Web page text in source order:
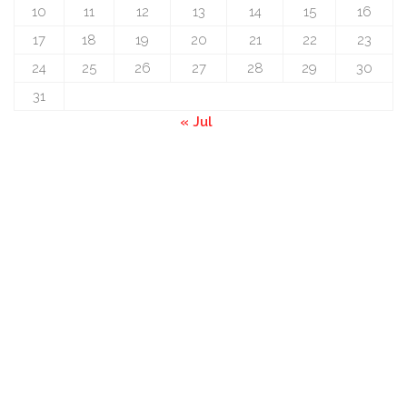
10
11 12 13 14 15
16
17
18 19 20 21 22
23
24
25 26 27 28 29
30
31
« Jul